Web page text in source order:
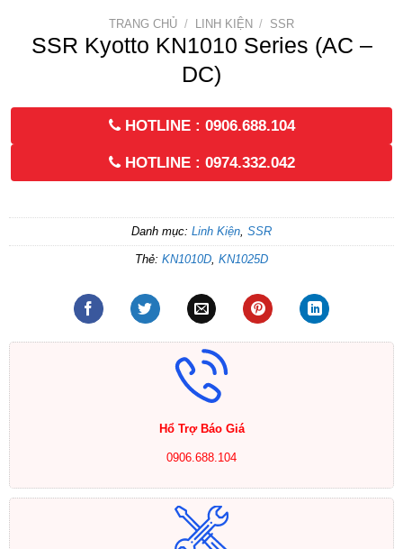
TRANG CHỦ / LINH KIỆN / SSR
SSR Kyotto KN1010 Series (AC –
DC)
HOTLINE : 0906.688.104
HOTLINE : 0974.332.042
Danh mục: Linh Kiện, SSR
Thẻ: KN1010D, KN1025D
Hổ Trợ Báo Giá
0906.688.104